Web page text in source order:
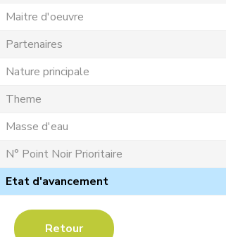
Maitre d'oeuvre
Partenaires
Nature principale
Theme
Masse d'eau
N° Point Noir Prioritaire
Etat d'avancement
Retour